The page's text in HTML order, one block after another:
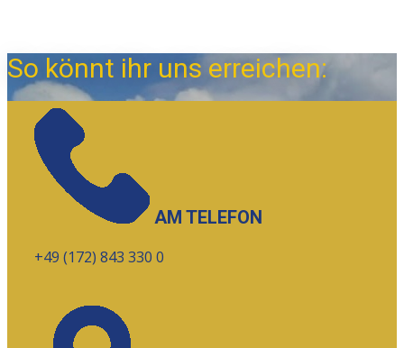
So könnt ihr uns erreichen:
AM TELEFON
+49 (172) 843 330 0